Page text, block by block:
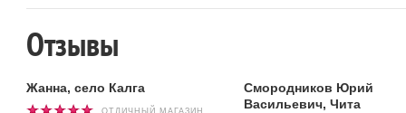
Отзывы
Жанна, село Калга
ОТЛИЧНЫЙ МАГАЗИН
Смородников Юрий
Васильевич, Чита